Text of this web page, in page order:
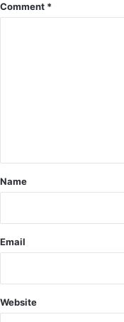
स
क
ड़
ने
वि
भा
ग
मि
ली
स
री
Comment *
Name
Email
Website